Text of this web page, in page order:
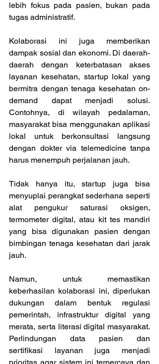
lebih fokus pada pasien, bukan pada
tugas administratif.
Kolaborasi ini juga memberikan
dampak sosial dan ekonomi. Di daerah-
daerah dengan keterbatasan akses
layanan kesehatan, startup lokal yang
bermitra dengan tenaga kesehatan on-
demand dapat menjadi solusi.
Contohnya, di wilayah pedalaman,
masyarakat bisa menggunakan aplikasi
lokal untuk berkonsultasi langsung
dengan dokter via telemedicine tanpa
harus menempuh perjalanan jauh.
Tidak hanya itu, startup juga bisa
menyuplai perangkat sederhana seperti
alat pengukur saturasi oksigen,
termometer digital, atau kit tes mandiri
yang bisa digunakan pasien dengan
bimbingan tenaga kesehatan dari jarak
jauh.
Namun, untuk memastikan
keberhasilan kolaborasi ini, diperlukan
dukungan dalam bentuk regulasi
pemerintah, infrastruktur digital yang
merata, serta literasi digital masyarakat.
Perlindungan data pasien dan
sertifikasi layanan juga menjadi